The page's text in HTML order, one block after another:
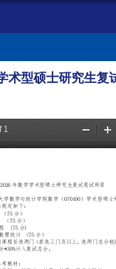
术型硕士研究生复